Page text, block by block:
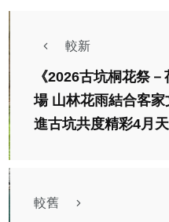
較新
《2026古坑桐花祭
場 山林花雨結合客
進古坑共度精彩4月
較舊